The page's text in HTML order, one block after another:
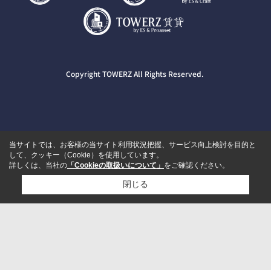
Copyright TOWERZ All Rights Reserved.
当サイトでは、お客様の当サイト利用状況把握、サービス向上検討を目的と
して、クッキー（Cookie）を使用しています。
詳しくは、当社の 「Cookieの取扱いについて」 をご確認ください。
閉じる